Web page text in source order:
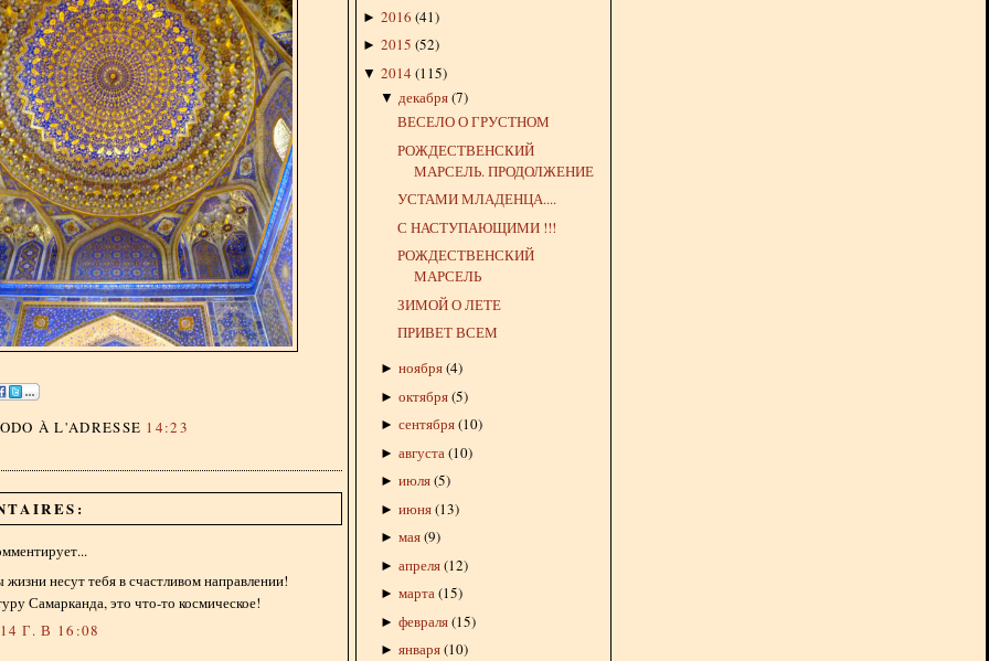
À L'ADRESSE 14:23
несут тебя в счастливом направлении!
Самарканда, это что-то космическое!
Г. В 16:08
► 2016 (41)
► 2015 (52)
▼ 2014 (115)
▼ декабря(7)
ВЕСЕЛО О ГРУСТНОМ
РОЖДЕСТВЕНСКИЙ
МАРСЕЛЬ. ПРОДОЛЖЕНИЕ
УСТАМИ МЛАДЕНЦА....
С НАСТУПАЮЩИМИ !!!
РОЖДЕСТВЕНСКИЙ
МАРСЕЛЬ
ЗИМОЙ О ЛЕТЕ
ПРИВЕТ ВСЕМ
► ноября(4)
► октября(5)
► сентября(10)
► августа(10)
► июля(5)
► июня(13)
► мая(9)
► апреля(12)
► марта(15)
► февраля(15)
► января(10)